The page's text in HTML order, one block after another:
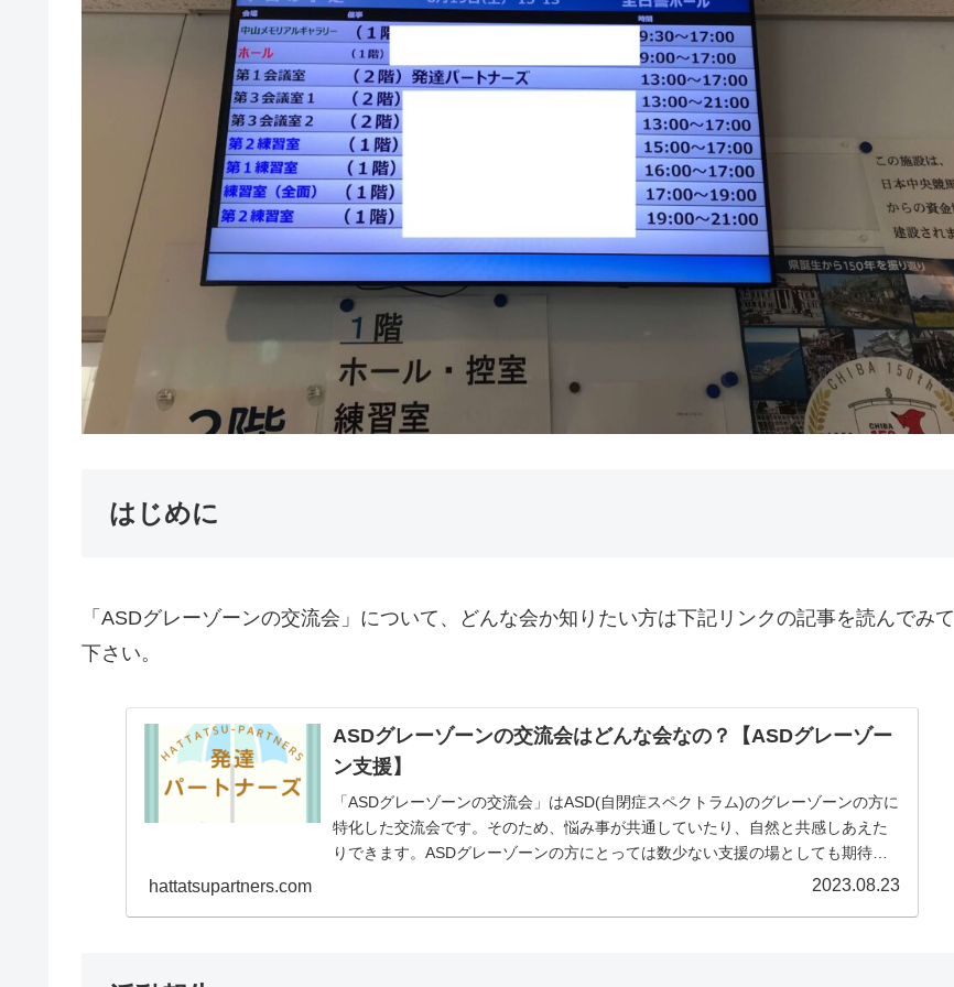
はじめに
「ASDグレーゾーンの交流会」について、どんな会か知りたい方は下記リンクの記事を読んでみて
下さい。
ASDグレーゾーンの交流会はどんな会なの？【ASDグレーゾー
ン支援】
「ASDグレーゾーンの交流会」はASD(自閉症スペクトラム)のグレーゾーンの方に
特化した交流会です。そのため、悩み事が共通していたり、自然と共感しあえた
りできます。ASDグレーゾーンの方にとっては数少ない支援の場としても期待さ
hattatsupartners.com 2023.08.23